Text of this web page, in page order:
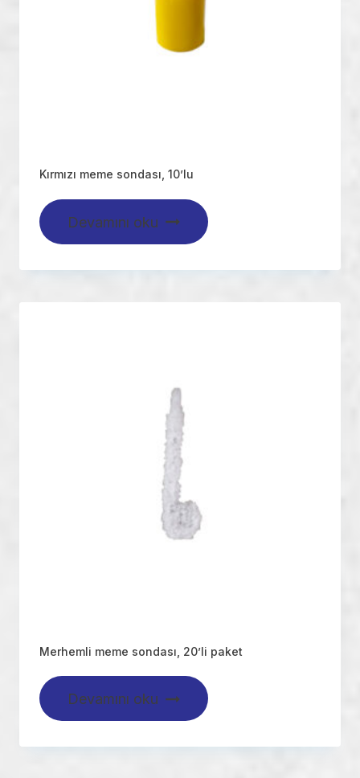
Kırmızı meme sondası, 10’lu
Devamını oku
Merhemli meme sondası, 20’li paket
Devamını oku